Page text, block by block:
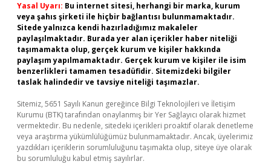
Yasal Uyarı: Bu internet sitesi, herhangi bir marka, kurum
veya şahıs şirketi ile hiçbir bağlantısı bulunmamaktadır.
Sitede yalnızca kendi hazırladığımız makaleler
paylaşılmaktadır. Burada yer alan içerikler haber niteliği
taşımamakta olup, gerçek kurum ve kişiler hakkında
paylaşım yapılmamaktadır. Gerçek kurum ve kişiler ile isim
benzerlikleri tamamen tesadüfidir. Sitemizdeki bilgiler
taslak halindedir ve tavsiye niteliği taşımazlar.
Sitemiz, 5651 Sayılı Kanun gereğince Bilgi Teknolojileri ve İletişim
Kurumu (BTK) tarafından onaylanmış bir Yer Sağlayıcı olarak hizmet
vermektedir. Bu nedenle, sitedeki içerikleri proaktif olarak denetleme
veya araştırma yükümlülüğümüz bulunmamaktadır. Ancak, üyelerimiz
yazdıkları içeriklerin sorumluluğunu taşımakta olup, siteye üye olarak
bu sorumluluğu kabul etmiş sayılırlar.